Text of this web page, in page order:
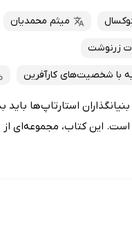
میثم محمدیان
زرنوشت
با شخصیت‌های کارآفرین
استارتاپ‌ها
است. این کتاب، مجموعه‌ای